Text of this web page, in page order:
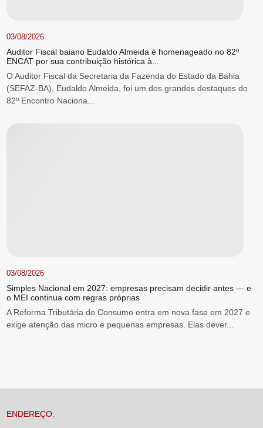
03/08/2026
Auditor Fiscal baiano Eudaldo Almeida é homenageado no 82º
ENCAT por sua contribuição histórica à...
O Auditor Fiscal da Secretaria da Fazenda do Estado da Bahia
(SEFAZ-BA), Eudaldo Almeida, foi um dos grandes destaques do
82º Encontro Naciona...
03/08/2026
Simples Nacional em 2027: empresas precisam decidir antes — e
o MEI continua com regras próprias
A Reforma Tributária do Consumo entra em nova fase em 2027 e
exige atenção das micro e pequenas empresas. Elas dever...
ENDEREÇO: